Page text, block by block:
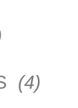
(4)